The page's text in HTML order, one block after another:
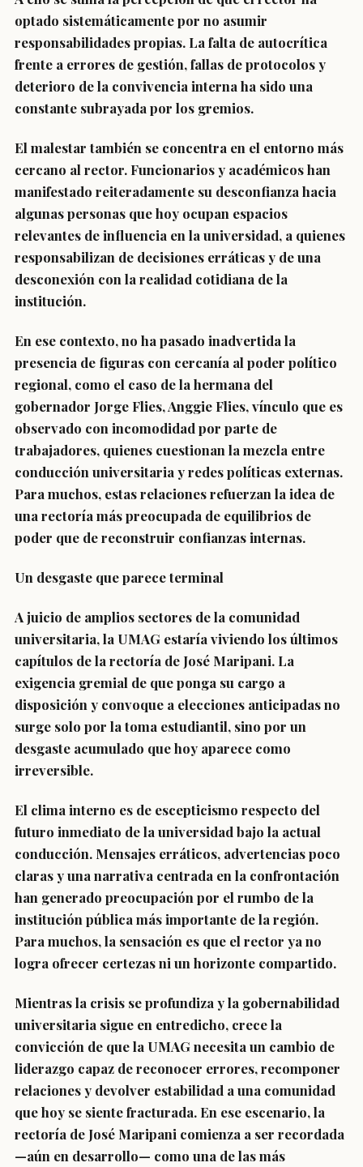
optado sistemáticamente por no asumir
responsabilidades propias. La falta de autocrítica
frente a errores de gestión, fallas de protocolos y
deterioro de la convivencia interna ha sido una
constante subrayada por los gremios.
El malestar también se concentra en el entorno más
cercano al rector. Funcionarios y académicos han
manifestado reiteradamente su desconfianza hacia
algunas personas que hoy ocupan espacios
relevantes de influencia en la universidad, a quienes
responsabilizan de decisiones erráticas y de una
desconexión con la realidad cotidiana de la
institución.
En ese contexto, no ha pasado inadvertida la
presencia de figuras con cercanía al poder político
regional, como el caso de la hermana del
gobernador Jorge Flies, Anggie Flies, vínculo que es
observado con incomodidad por parte de
trabajadores, quienes cuestionan la mezcla entre
conducción universitaria y redes políticas externas.
Para muchos, estas relaciones refuerzan la idea de
una rectoría más preocupada de equilibrios de
poder que de reconstruir confianzas internas.
Un desgaste que parece terminal
A juicio de amplios sectores de la comunidad
universitaria, la UMAG estaría viviendo los últimos
capítulos de la rectoría de José Maripani. La
exigencia gremial de que ponga su cargo a
disposición y convoque a elecciones anticipadas no
surge solo por la toma estudiantil, sino por un
desgaste acumulado que hoy aparece como
irreversible.
El clima interno es de escepticismo respecto del
futuro inmediato de la universidad bajo la actual
conducción. Mensajes erráticos, advertencias poco
claras y una narrativa centrada en la confrontación
han generado preocupación por el rumbo de la
institución pública más importante de la región.
Para muchos, la sensación es que el rector ya no
logra ofrecer certezas ni un horizonte compartido.
Mientras la crisis se profundiza y la gobernabilidad
universitaria sigue en entredicho, crece la
convicción de que la UMAG necesita un cambio de
liderazgo capaz de reconocer errores, recomponer
relaciones y devolver estabilidad a una comunidad
que hoy se siente fracturada. En ese escenario, la
rectoría de José Maripani comienza a ser recordada
—aún en desarrollo— como una de las más